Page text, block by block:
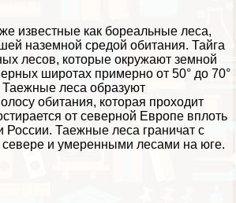
известные как бореальные леса,
наземной средой обитания. Тайга
лесов, которые окружают земной
широтах примерно от 50° до 70°
леса образуют
обитания, которая проходит
от северной Европе вплоть
России. Таежные леса граничат с
и умеренными лесами на юге.